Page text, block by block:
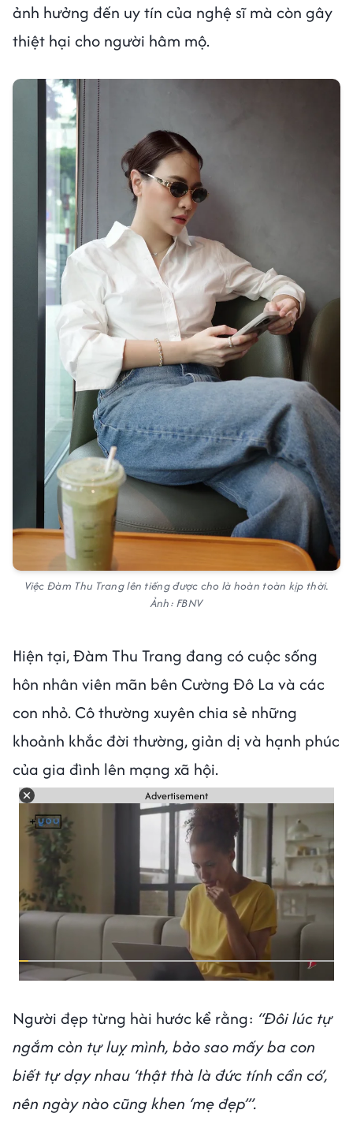
ảnh hưởng đến uy tín của nghệ sĩ mà còn gây
thiệt hại cho người hâm mộ.
Việc Đàm Thu Trang lên tiếng được cho là hoàn toàn kịp thời.
Ảnh: FBNV
Hiện tại, Đàm Thu Trang đang có cuộc sống
hôn nhân viên mãn bên Cường Đô La và các
con nhỏ. Cô thường xuyên chia sẻ những
khoảnh khắc đời thường, giản dị và hạnh phúc
của gia đình lên mạng xã hội.
Advertisement
Người đẹp từng hài hước kể rằng: “Đôi lúc tự
ngắm còn tự luỵ mình, bảo sao mấy ba con
biết tự dạy nhau ‘thật thà là đức tính cần có’,
nên ngày nào cũng khen ‘mẹ đẹp’”.